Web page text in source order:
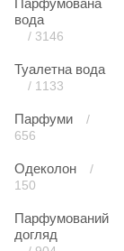
Парфумована
вода
/ 3146
Туалетна вода
/ 1133
Парфуми
/
656
Одеколон
/
150
Парфумований
догляд